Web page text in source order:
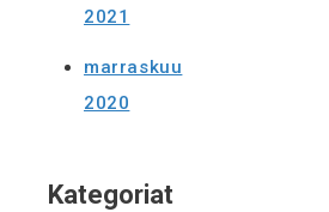
2021
marraskuu
2020
Kategoriat